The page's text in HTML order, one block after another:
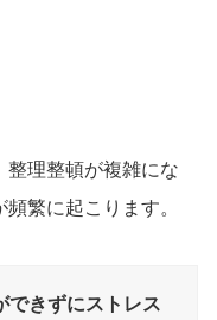
整理整頓が複雑にな
繁に起こります。
できずにストレス